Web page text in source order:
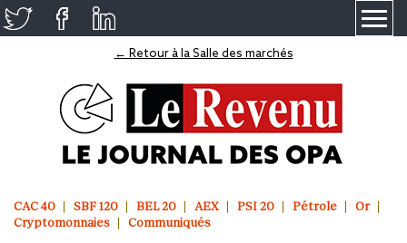
← Retour à la Salle des marchés
CAC 40 SBF 120 BEL 20 AEX PSI 20 Pétrole
Or
Cryptomonnaies
Communiqués